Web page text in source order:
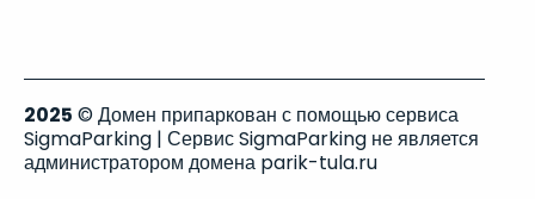
2025 © Домен припаркован с помощью сервиса
SigmaParking | Сервис SigmaParking не является
администратором домена parik-tula.ru